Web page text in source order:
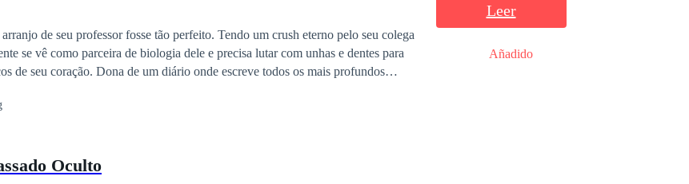
fosse tão perfeito. Tendo um crush eterno pelo seu colega
se vê como parceira de biologia dele e precisa lutar com unhas e dentes para
de seu coração. Dona de um diário onde escreve todos os mais profundos
planejou para os dois.
Leer
Añadido
Oculto